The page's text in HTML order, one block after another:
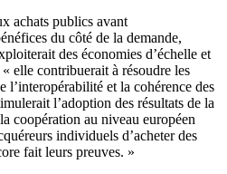
achats publics avant
du côté de la demande,
des économies d’échelle et
elle contribuerait à résoudre les
l’interopérabilité et la cohérence des
l’adoption des résultats de la
coopération au niveau européen
individuels d’acheter des
fait leurs preuves. »